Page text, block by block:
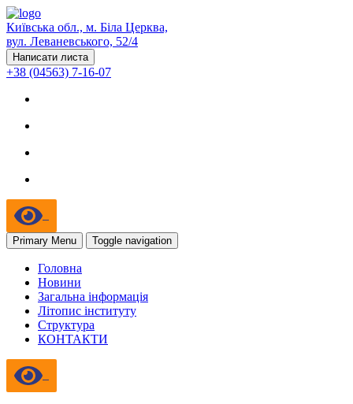
Київська обл., м. Біла Церква,
вул. Леваневського, 52/4
Написати листа
+38 (04563) 7-16-07
Primary Menu Toggle navigation
Головна
Новини
Загальна інформація
Літопис інституту
Структура
КОНТАКТИ